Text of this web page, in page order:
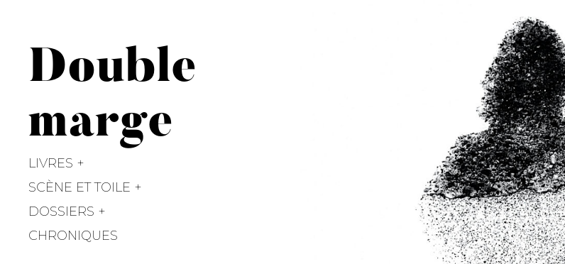
Double
marge
LIVRES
SCÈNE ET TOILE
DOSSIERS
CHRONIQUES